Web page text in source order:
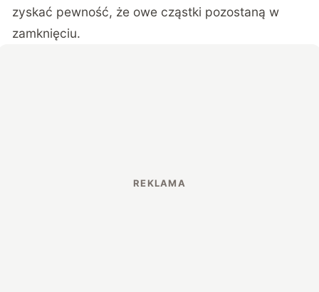
zyskać pewność, że owe cząstki pozostaną w
zamknięciu.